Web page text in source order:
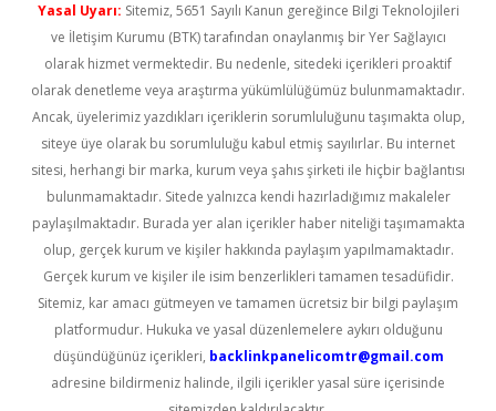
Yasal Uyarı: Sitemiz, 5651 Sayılı Kanun gereğince Bilgi Teknolojileri
ve İletişim Kurumu (BTK) tarafından onaylanmış bir Yer Sağlayıcı
olarak hizmet vermektedir. Bu nedenle, sitedeki içerikleri proaktif
olarak denetleme veya araştırma yükümlülüğümüz bulunmamaktadır.
Ancak, üyelerimiz yazdıkları içeriklerin sorumluluğunu taşımakta olup,
siteye üye olarak bu sorumluluğu kabul etmiş sayılırlar. Bu internet
sitesi, herhangi bir marka, kurum veya şahıs şirketi ile hiçbir bağlantısı
bulunmamaktadır. Sitede yalnızca kendi hazırladığımız makaleler
paylaşılmaktadır. Burada yer alan içerikler haber niteliği taşımamakta
olup, gerçek kurum ve kişiler hakkında paylaşım yapılmamaktadır.
Gerçek kurum ve kişiler ile isim benzerlikleri tamamen tesadüfidir.
Sitemiz, kar amacı gütmeyen ve tamamen ücretsiz bir bilgi paylaşım
platformudur. Hukuka ve yasal düzenlemelere aykırı olduğunu
düşündüğünüz içerikleri, backlinkpanelicomtr@gmail.com
adresine bildirmeniz halinde, ilgili içerikler yasal süre içerisinde